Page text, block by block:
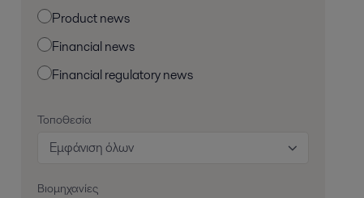
Product news
Financial news
Financial regulatory news
Τοποθεσία
Εμφάνιση όλων
Βιομηχανίες